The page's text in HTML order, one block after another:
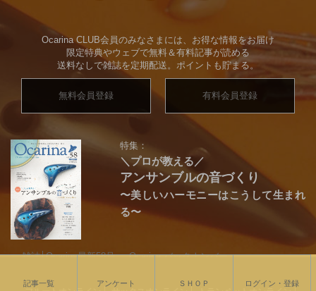
Ocarina CLUB会員のみなさまには、お得な情報をお届け
限定特典やウェブで無料＆有料記事が読める
送料なしで雑誌を定期配送。ポイントも貯まる。
無料会員登録 有料会員登録
特集：
＼プロが教える／
アンサンブルの音づくり
〜美しいハーモニーはこうして生まれ
る〜
雑誌│Ocarina最新58号
Ocarina バックナンバー
記事一覧 アンケート ＳＨＯＰ ログイン・登録